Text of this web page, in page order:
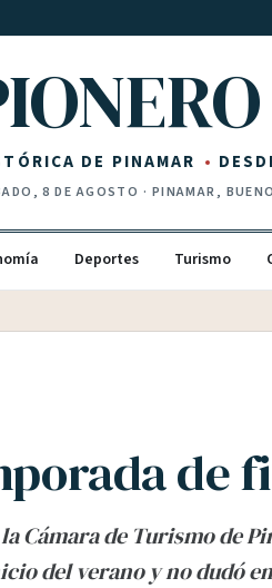
DE PINAMAR
8 DE AGOSTO · PINAMAR,
Deportes Turismo
de
Cámara de Turismo de
del verano y no dudó